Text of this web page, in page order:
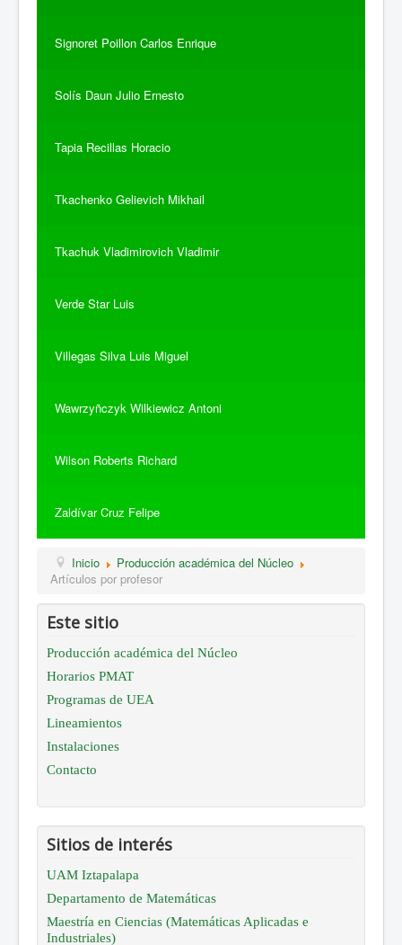
Signoret Poillon Carlos Enrique
Solís Daun Julio Ernesto
Tapia Recillas Horacio
Tkachenko Gelievich Mikhail
Tkachuk Vladimirovich Vladimir
Verde Star Luis
Villegas Silva Luis Miguel
Wawrzyñczyk Wilkiewicz Antoni
Wilson Roberts Richard
Zaldívar Cruz Felipe
Inicio
Producción académica del Núcleo
Artículos por profesor
Este sitio
Producción académica del Núcleo
Horarios PMAT
Programas de UEA
Lineamientos
Instalaciones
Contacto
Sitios de interés
UAM Iztapalapa
Departamento de Matemáticas
Maestría en Ciencias (Matemáticas Aplicadas e
Industriales)